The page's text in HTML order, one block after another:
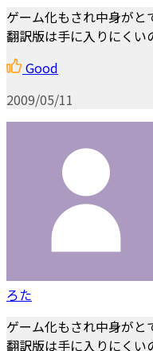
ゲーム化もされ中身がと
翻訳版は手に入りにくい
Good
2009/05/11
ろた
ゲーム化もされ中身がと
翻訳版は手に入りにくい